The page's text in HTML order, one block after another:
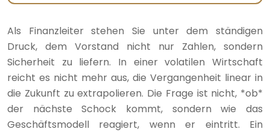
Als Finanzleiter stehen Sie unter dem ständigen
Druck, dem Vorstand nicht nur Zahlen, sondern
Sicherheit zu liefern. In einer volatilen Wirtschaft
reicht es nicht mehr aus, die Vergangenheit linear in
die Zukunft zu extrapolieren. Die Frage ist nicht, *ob*
der nächste Schock kommt, sondern wie das
Geschäftsmodell reagiert, wenn er eintritt. Ein